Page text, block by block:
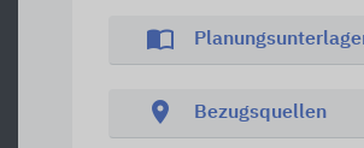
import_contacts
location_on Bezugsquellen